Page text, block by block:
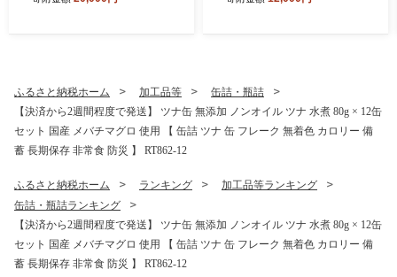
鯖 無添加 無着色 海産物 おつ
ライス 米 国産 お手軽 レンジ
ふるさと納税ホーム 加工品等
缶詰・瓶詰
【決済から2週間程度で発送】 ツナ缶 無添加 ノンオイル ツナ 水煮 80g × 12缶
セット 国産 メバチマグロ 使用 【 缶詰 ツナ 缶 フレーク 無着色 カロリー 備
蓄 長期保存 非常食 防災 】 RT862-12
ふるさと納税ホーム ランキング
加工品等ランキング
缶詰・瓶詰ランキング
【決済から2週間程度で発送】 ツナ缶 無添加 ノンオイル ツナ 水煮 80g × 12缶
セット 国産 メバチマグロ 使用 【 缶詰 ツナ 缶 フレーク 無着色 カロリー 備
蓄 長期保存 非常食 防災 】 RT862-12